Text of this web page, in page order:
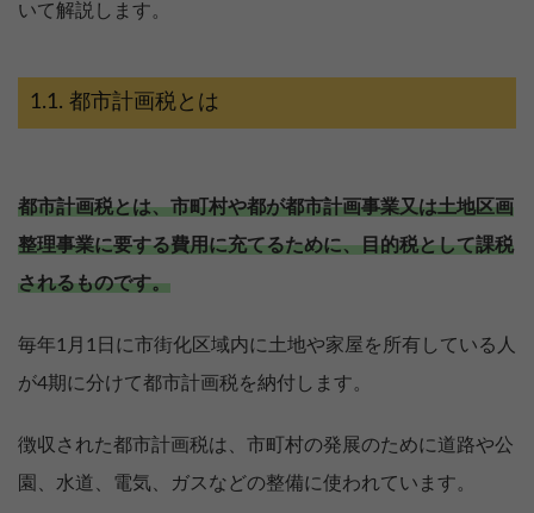
いて解説します。
都市計画税とは
都市計画税とは、市町村や都が都市計画事業又は土地区画
整理事業に要する費用に充てるために、目的税として課税
されるものです。
毎年1月1日に市街化区域内に土地や家屋を所有している人
が4期に分けて都市計画税を納付します。
徴収された都市計画税は、市町村の発展のために道路や公
園、水道、電気、ガスなどの整備に使われています。